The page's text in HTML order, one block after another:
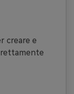
creare e